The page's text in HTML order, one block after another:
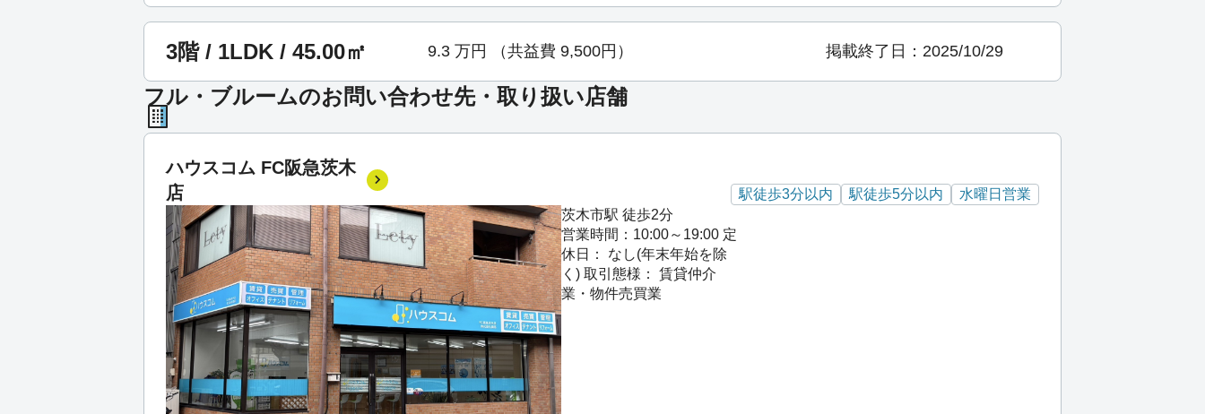
3階 / 1LDK / 45.00㎡ 9.3 万円 （共益費 9,500円） 掲載終了日：2025/10/29
フル・ブルームのお問い合わせ先・取り扱い店舗
ハウスコム FC阪急茨木
店
駅徒歩3分以内 駅徒歩5分以内
水曜日営業
茨木市駅 徒歩2分
営業時間：10:00～19:00 定
休日： なし(年末年始を除
く)取引態様： 賃貸仲介
業・物件売買業